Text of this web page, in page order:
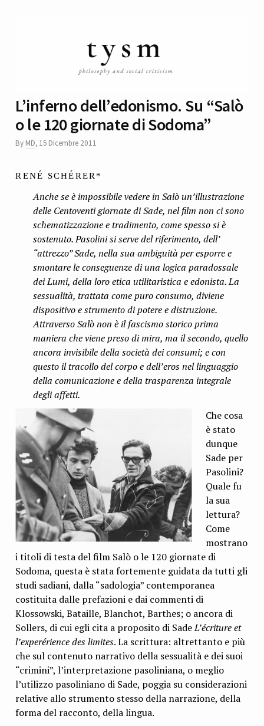
L’inferno dell’edonismo. Su “Salò
o le 120 giornate di Sodoma”
By MD, 15 Dicembre 2011
RENÉ SCHÉRER*
Anche se è impossibile vedere in Salò un’illustrazione
delle Centoventi giornate di Sade, nel film non ci sono
schematizzazione e tradimento, come spesso si è
sostenuto. Pasolini si serve del riferimento, dell’
“attrezzo” Sade, nella sua ambiguità per esporre e
smontare le conseguenze di una logica paradossale
dei Lumi, della loro etica utilitaristica e edonista. La
sessualità, trattata come puro consumo, diviene
dispositivo e strumento di potere e distruzione.
Attraverso Salò non è il fascismo storico prima
maniera che viene preso di mira, ma il secondo, quello
ancora invisibile della società dei consumi; e con
questo il tracollo del corpo e dell’eros nel linguaggio
della comunicazione e della trasparenza integrale
degli affetti.
Che cosa
è stato
dunque
Sade per
Pasolini?
Quale fu
la sua
lettura?
Come
mostrano
i titoli di testa del film Salò o le 120 giornate di
Sodoma, questa è stata fortemente guidata da tutti gli
studi sadiani, dalla “sadologia” contemporanea
costituita dalle prefazioni e dai commenti di
Klossowski, Bataille, Blanchot, Barthes; o ancora di
Sollers, di cui egli cita a proposito di SadeL’écriture et
l’experérience des limites. La scrittura: altrettanto e più
che sul contenuto narrativo della sessualità e dei suoi
“crimini”, l’interpretazione pasoliniana, o meglio
l’utilizzo pasoliniano di Sade, poggia su considerazioni
relative allo strumento stesso della narrazione, della
forma del racconto, della lingua.